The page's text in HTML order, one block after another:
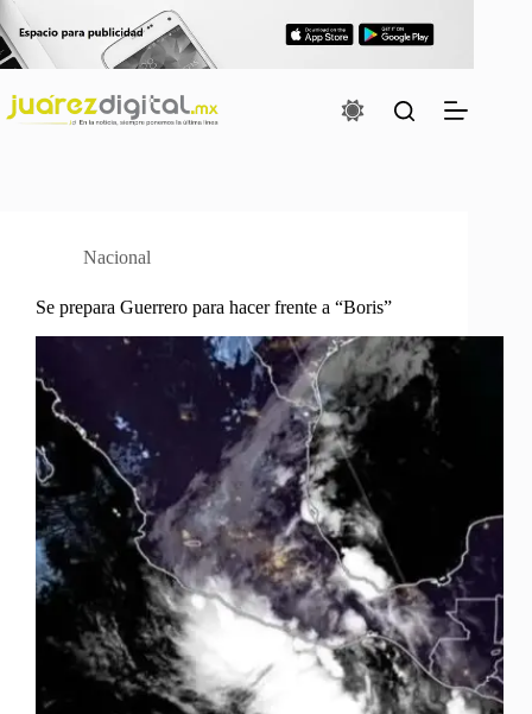
Saltar
al
contenido
Nacional
Se prepara Guerrero para hacer frente a “Boris”